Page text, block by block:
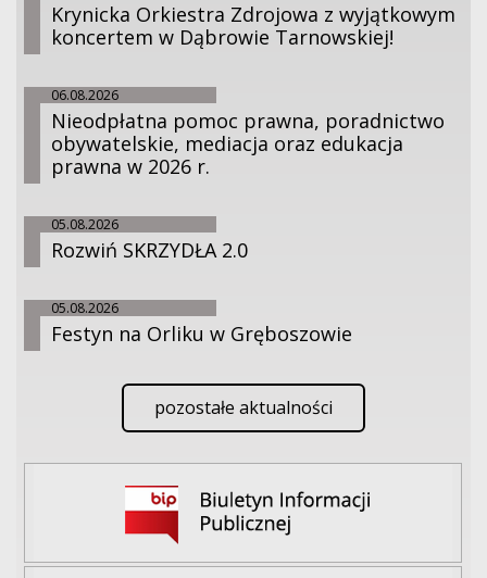
Krynicka Orkiestra Zdrojowa z wyjątkowym
koncertem w Dąbrowie Tarnowskiej!
06.08.2026
Nieodpłatna pomoc prawna, poradnictwo
obywatelskie, mediacja oraz edukacja
prawna w 2026 r.
05.08.2026
Rozwiń SKRZYDŁA 2.0
05.08.2026
Festyn na Orliku w Gręboszowie
pozostałe aktualności